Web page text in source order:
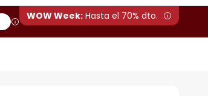
WOW Week: Hasta el 70% dto.